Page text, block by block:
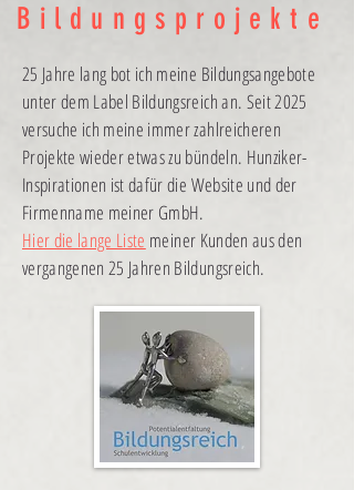
Bildungsprojekte
25 Jahre lang bot ich meine Bildungsangebote
unter dem Label Bildungsreich an. Seit 2025
versuche ich meine immer zahlreicheren
Projekte wieder etwas zu bündeln. Hunziker-
Inspirationen ist dafür die Website und der
Firmenname meiner GmbH.
Hier die lange Liste meiner Kunden aus den
vergangenen 25 Jahren Bildungsreich.